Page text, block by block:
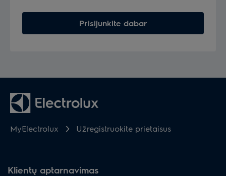
Prisijunkite dabar
MyElectrolux Užregistruokite prietaisus
Klientų aptarnavimas